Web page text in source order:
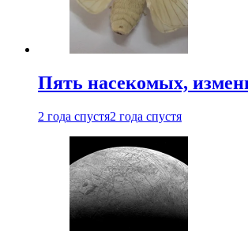
Пять насекомых,
2 года спустя2 года спустя